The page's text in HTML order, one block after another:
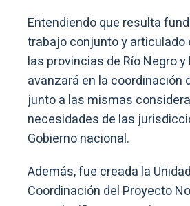
Entendiendo que resulta
trabajo conjunto y articulado
las provincias de Río Negro y
avanzará en la coordinación
junto a las mismas
necesidades de las
Gobierno nacional.
Además, fue creada la
Coordinación del Proyecto